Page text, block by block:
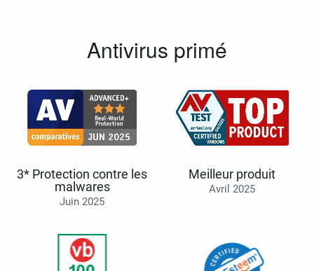
Antivirus primé
3* Protection contre les
malwares
Juin 2025
Meilleur produit
Avril 2025